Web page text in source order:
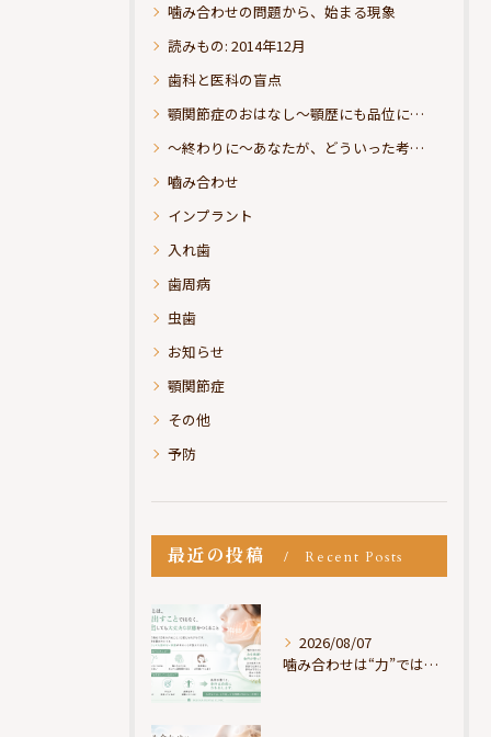
噛み合わせの問題から、始まる現象
読みもの: 2014年12月
歯科と医科の盲点
顎関節症のおはなし～顎歴にも品位にこだわりたい
～終わりに～あなたが、どういった考えの治療をお求めになられるのか？
嚙み合わせ
インプラント
入れ歯
歯周病
虫歯
お知らせ
顎関節症
その他
予防
最近の投稿 Recent Posts
2026/08/07
噛み合わせは“力”ではなく“許可”である